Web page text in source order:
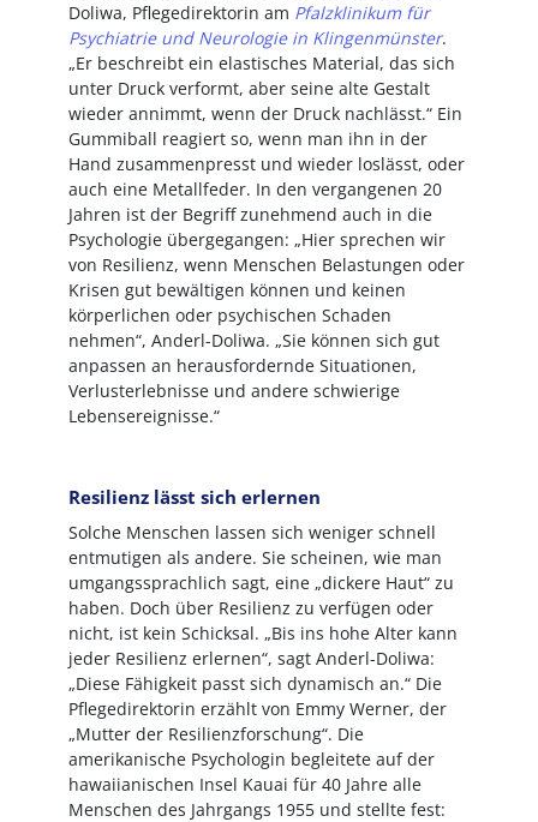
Doliwa, Pflegedirektorin am Pfalzklinikum für
Psychiatrie und Neurologie in Klingenmünster.
„Er beschreibt ein elastisches Material, das sich
unter Druck verformt, aber seine alte Gestalt
wieder annimmt, wenn der Druck nachlässt.“ Ein
Gummiball reagiert so, wenn man ihn in der
Hand zusammenpresst und wieder loslässt, oder
auch eine Metallfeder. In den vergangenen 20
Jahren ist der Begriff zunehmend auch in die
Psychologie übergegangen: „Hier sprechen wir
von Resilienz, wenn Menschen Belastungen oder
Krisen gut bewältigen können und keinen
körperlichen oder psychischen Schaden
nehmen“, Anderl-Doliwa. „Sie können sich gut
anpassen an herausfordernde Situationen,
Verlusterlebnisse und andere schwierige
Lebensereignisse.“
Resilienz lässt sich erlernen
Solche Menschen lassen sich weniger schnell
entmutigen als andere. Sie scheinen, wie man
umgangssprachlich sagt, eine „dickere Haut“ zu
haben. Doch über Resilienz zu verfügen oder
nicht, ist kein Schicksal. „Bis ins hohe Alter kann
jeder Resilienz erlernen“, sagt Anderl-Doliwa:
„Diese Fähigkeit passt sich dynamisch an.“ Die
Pflegedirektorin erzählt von Emmy Werner, der
„Mutter der Resilienzforschung“. Die
amerikanische Psychologin begleitete auf der
hawaiianischen Insel Kauai für 40 Jahre alle
Menschen des Jahrgangs 1955 und stellte fest: